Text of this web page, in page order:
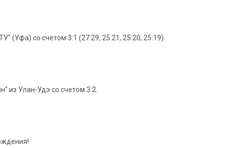
(Уфа) со счетом 3:1 (27:29, 25:21, 25:20, 25:19).
из Улан-Удэ со счетом 3:2.